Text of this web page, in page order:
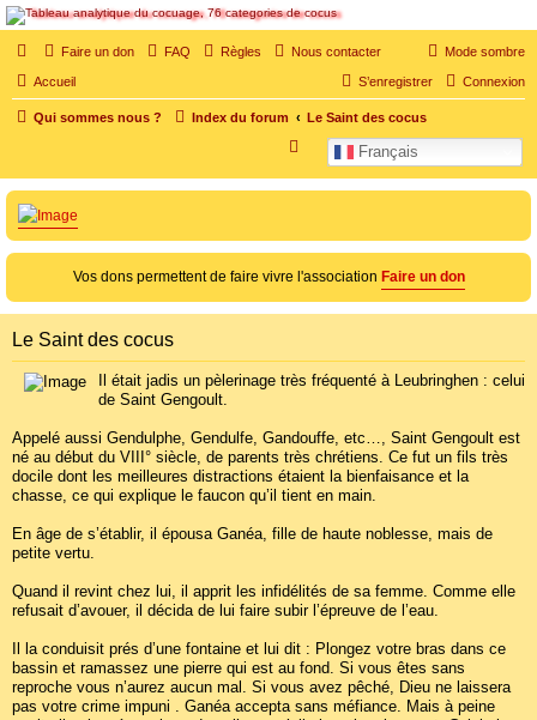
SOS cocu
SOS cocu est une association loi 1901 dont l'objet est le soutien aux victimes d'adultère.
Pouvoir parler, se confier, recevoir un soutien moral pour traverser une situation
Mode sombre
Faire un don FAQ Règles Nous contacter
Accueil Connexion
S’enregistrer
Qui sommes nous ? Index du forum Le Saint des cocus
Français
c
e
Vos dons permettent de faire vivre l'association Faire un don
Le Saint des cocus
Il était jadis un pèlerinage très fréquenté à Leubringhen : celui
de Saint Gengoult.
Appelé aussi Gendulphe, Gendulfe, Gandouffe, etc…, Saint Gengoult est
né au début du VIII° siècle, de parents très chrétiens. Ce fut un fils très
docile dont les meilleures distractions étaient la bienfaisance et la
chasse, ce qui explique le faucon qu’il tient en main.
En âge de s’établir, il épousa Ganéa, fille de haute noblesse, mais de
petite vertu.
Quand il revint chez lui, il apprit les infidélités de sa femme. Comme elle
refusait d’avouer, il décida de lui faire subir l’épreuve de l’eau.
Il la conduisit prés d’une fontaine et lui dit : Plongez votre bras dans ce
bassin et ramassez une pierre qui est au fond. Si vous êtes sans
reproche vous n’aurez aucun mal. Si vous avez pêché, Dieu ne laissera
pas votre crime impuni . Ganéa accepta sans méfiance. Mais à peine